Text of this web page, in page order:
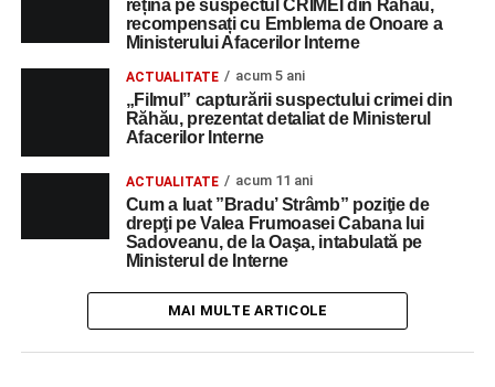
rețină pe suspectul CRIMEI din Rahău,
recompensați cu Emblema de Onoare a
Ministerului Afacerilor Interne
ACTUALITATE acum 5 ani
„Filmul” capturării suspectului crimei din
Răhău, prezentat detaliat de Ministerul
Afacerilor Interne
ACTUALITATE acum 11 ani
Cum a luat ”Bradu’ Strâmb” poziţie de
drepţi pe Valea Frumoasei Cabana lui
Sadoveanu, de la Oaşa, intabulată pe
Ministerul de Interne
MAI MULTE ARTICOLE